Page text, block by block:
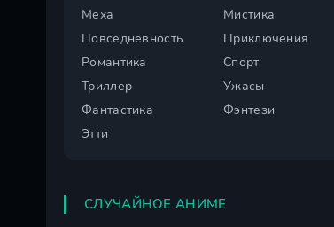
Меха
Мистика
Повседневность
Приключения
Романтика
Спорт
Триллер
Ужасы
Фантастика
Фэнтези
Этти
СЛУЧАЙНОЕ АНИМЕ